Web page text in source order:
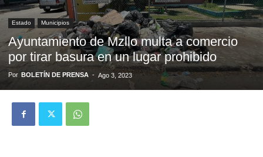
Estado Municipios
Ayuntamiento de Mzllo multa a comercio
por tirar basura en un lugar prohibido
Por BOLETÍN DE PRENSA - Ago 3, 2023